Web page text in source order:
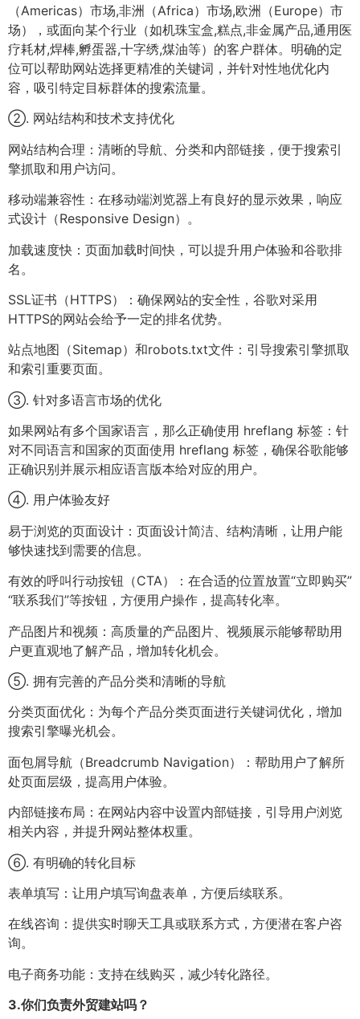
（Americas）市场,非洲（Africa）市场,欧洲（Europe）市
场），或面向某个行业（如机珠宝盒,糕点,非金属产品,通用医
疗耗材,焊棒,孵蛋器,十字绣,煤油等）的客户群体。明确的定
位可以帮助网站选择更精准的关键词，并针对性地优化内
容，吸引特定目标群体的搜索流量。
②. 网站结构和技术支持优化
网站结构合理：清晰的导航、分类和内部链接，便于搜索引
擎抓取和用户访问。
移动端兼容性：在移动端浏览器上有良好的显示效果，响应
式设计（Responsive Design）。
加载速度快：页面加载时间快，可以提升用户体验和谷歌排
名。
SSL证书（HTTPS）：确保网站的安全性，谷歌对采用
HTTPS的网站会给予一定的排名优势。
站点地图（Sitemap）和robots.txt文件：引导搜索引擎抓取
和索引重要页面。
③. 针对多语言市场的优化
如果网站有多个国家语言，那么正确使用 hreflang 标签：针
对不同语言和国家的页面使用 hreflang 标签，确保谷歌能够
正确识别并展示相应语言版本给对应的用户。
④. 用户体验友好
易于浏览的页面设计：页面设计简洁、结构清晰，让用户能
够快速找到需要的信息。
有效的呼叫行动按钮（CTA）：在合适的位置放置“立即购买”
“联系我们”等按钮，方便用户操作，提高转化率。
产品图片和视频：高质量的产品图片、视频展示能够帮助用
户更直观地了解产品，增加转化机会。
⑤. 拥有完善的产品分类和清晰的导航
分类页面优化：为每个产品分类页面进行关键词优化，增加
搜索引擎曝光机会。
面包屑导航（Breadcrumb Navigation）：帮助用户了解所
处页面层级，提高用户体验。
内部链接布局：在网站内容中设置内部链接，引导用户浏览
相关内容，并提升网站整体权重。
⑥. 有明确的转化目标
表单填写：让用户填写询盘表单，方便后续联系。
在线咨询：提供实时聊天工具或联系方式，方便潜在客户咨
询。
电子商务功能：支持在线购买，减少转化路径。
3.你们负责外贸建站吗？